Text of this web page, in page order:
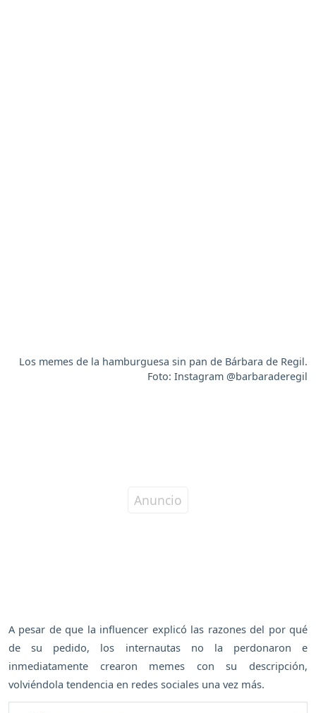
Los memes de la hamburguesa sin pan de Bárbara de Regil.
Foto: Instagram @barbaraderegil
A pesar de que la influencer explicó las razones del por qué
de su pedido, los internautas no la perdonaron e
inmediatamente crearon memes con su descripción,
volviéndola tendencia en redes sociales una vez más.